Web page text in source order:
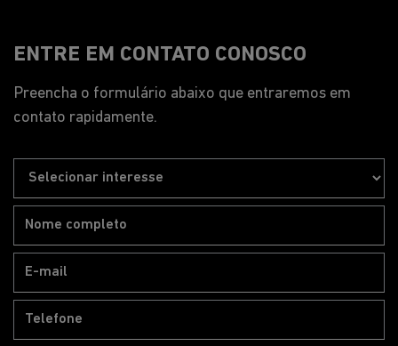
ENTRE EM CONTATO CONOSCO
Preencha o formulário abaixo que entraremos em
contato rapidamente.